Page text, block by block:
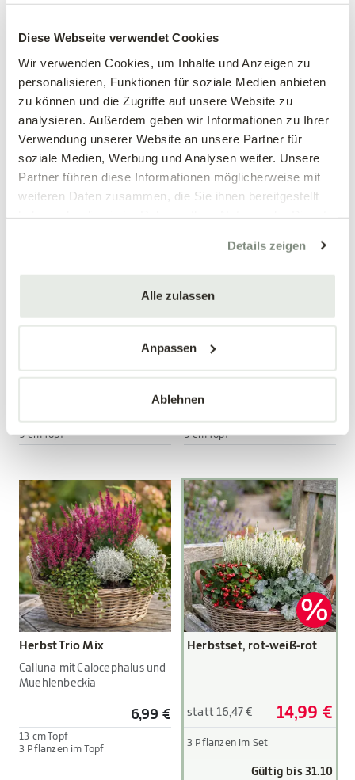
Diese Webseite verwendet Cookies
Wir verwenden Cookies, um Inhalte und Anzeigen zu
personalisieren, Funktionen für soziale Medien anbieten
zu können und die Zugriffe auf unsere Website zu
analysieren. Außerdem geben wir Informationen zu Ihrer
Verwendung unserer Website an unsere Partner für
soziale Medien, Werbung und Analysen weiter. Unsere
Partner führen diese Informationen möglicherweise mit
weiteren Daten zusammen, die Sie ihnen bereitgestellt
Details zeigen
Alle zulassen
Anpassen
Ablehnen
Stiefmütterchen, weiß
3,89 €
3 Stück/Packung
9 cm Topf
Stiefmütterchen, weinrot
3,89 €
3 Stück/Packung
9 cm Topf
Großblumiges
Stiefmütterchen, blau
Viola wittrockiana Hybriden
3,89 €
3 Stück/Packung
9 cm Topf
Mengen-
Großblumiges
Stiefmütterchen, gelb
Viola wittrockiana Hybriden
3 Stück/Packung
9 cm Topf
Herbst Trio Mix
Calluna mit Calocephalus und
Muehlenbeckia
6,99 €
13 cm Topf
3 Pflanzen im Topf
Herbstset, rot-weiß-rot
statt 16,47 € 14,99 €
3 Pflanzen im Set
Gültig bis 31.10